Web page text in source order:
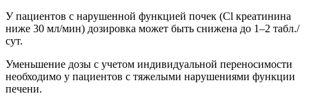
У пациентов с нарушенной функцией почек (Cl креатинина
ниже 30 мл/мин) дозировка может быть снижена до 1–2 табл./
сут.
Уменьшение дозы с учетом индивидуальной переносимости
необходимо у пациентов с тяжелыми нарушениями функции
печени.